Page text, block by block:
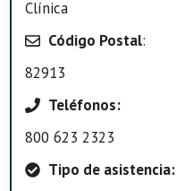
Clínica
Código Postal:
82913
Teléfonos:
800 623 2323
Tipo de asistencia: